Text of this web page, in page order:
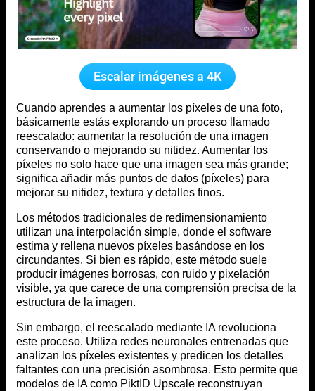
Escalar imágenes a 4K
Cuando aprendes a aumentar los píxeles de una foto,
básicamente estás explorando un proceso llamado
reescalado: aumentar la resolución de una imagen
conservando o mejorando su nitidez. Aumentar los
píxeles no solo hace que una imagen sea más grande;
significa añadir más puntos de datos (píxeles) para
mejorar su nitidez, textura y detalles finos.
Los métodos tradicionales de redimensionamiento
utilizan una interpolación simple, donde el software
estima y rellena nuevos píxeles basándose en los
circundantes. Si bien es rápido, este método suele
producir imágenes borrosas, con ruido y pixelación
visible, ya que carece de una comprensión precisa de la
estructura de la imagen.
Sin embargo, el reescalado mediante IA revoluciona
este proceso. Utiliza redes neuronales entrenadas que
analizan los píxeles existentes y predicen los detalles
faltantes con una precisión asombrosa. Esto permite que
modelos de IA como PiktID Upscale reconstruyan